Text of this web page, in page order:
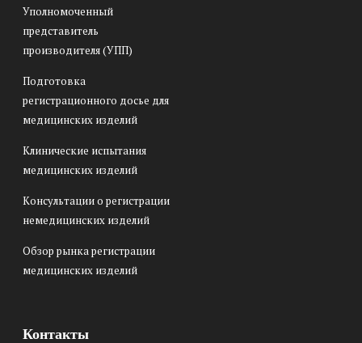
Уполномоченный
представитель
производителя (УПП)
Подготовка
регистрационного досье для
медицинских изделий
Клинические испытания
медицинских изделий
Консультации о регистрации
немедицинских изделий
Обзор рынка регистрации
медицинских изделий
Контакты